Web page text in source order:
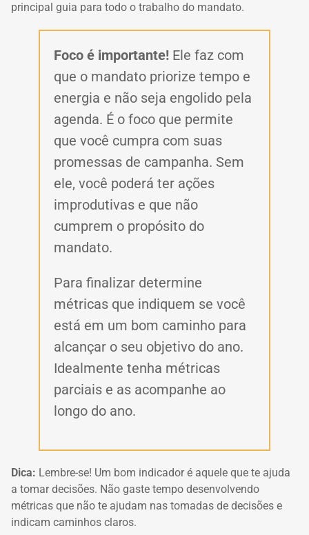
principal guia para todo o trabalho do mandato.
Foco é importante! Ele faz com
que o mandato priorize tempo e
energia e não seja engolido pela
agenda. É o foco que permite
que você cumpra com suas
promessas de campanha. Sem
ele, você poderá ter ações
improdutivas e que não
cumprem o propósito do
mandato.
Para finalizar determine
métricas que indiquem se você
está em um bom caminho para
alcançar o seu objetivo do ano.
Idealmente tenha métricas
parciais e as acompanhe ao
longo do ano.
Dica: Lembre-se! Um bom indicador é aquele que te ajuda
a tomar decisões. Não gaste tempo desenvolvendo
métricas que não te ajudam nas tomadas de decisões e
indicam caminhos claros.